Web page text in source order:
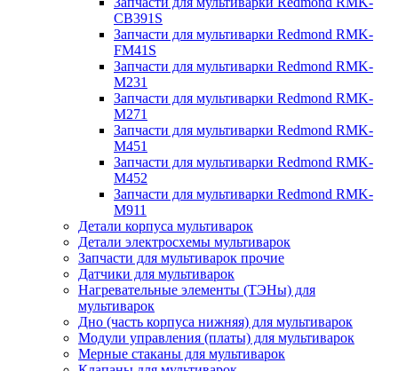
CB391S
Запчасти для мультиварки Redmond RMK-
FM41S
Запчасти для мультиварки Redmond RMK-
M231
Запчасти для мультиварки Redmond RMK-
M271
Запчасти для мультиварки Redmond RMK-
M451
Запчасти для мультиварки Redmond RMK-
M452
Запчасти для мультиварки Redmond RMK-
M911
Детали корпуса мультиварок
Детали электросхемы мультиварок
Запчасти для мультиварок прочие
Датчики для мультиварок
Нагревательные элементы (ТЭНы) для
мультиварок
Дно (часть корпуса нижняя) для мультиварок
Модули управления (платы) для мультиварок
Мерные стаканы для мультиварок